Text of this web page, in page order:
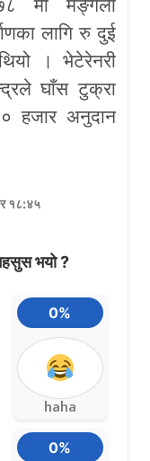
मा मङ्गला
लागि रु दुई
। भेटेरेनरी
घाँस टुक्रा
हजार अनुदान
१८:४५
भयो ?
0%
haha
0%